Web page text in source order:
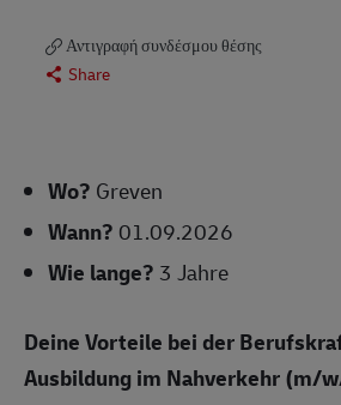
Αντιγραφή συνδέσμου θέσης
Share
Wo? Greven
Wann? 01.09.2026
Wie lange? 3 Jahre
Deine Vorteile bei der
Ausbildung im Nahverkehr (m/